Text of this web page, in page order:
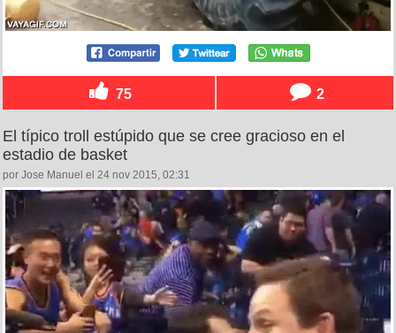
75 2
El típico troll estúpido que se cree gracioso en el
estadio de basket
por Jose Manuel el 24 nov 2015, 02:31